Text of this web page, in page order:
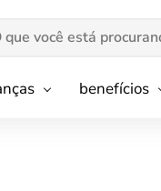
benefícios